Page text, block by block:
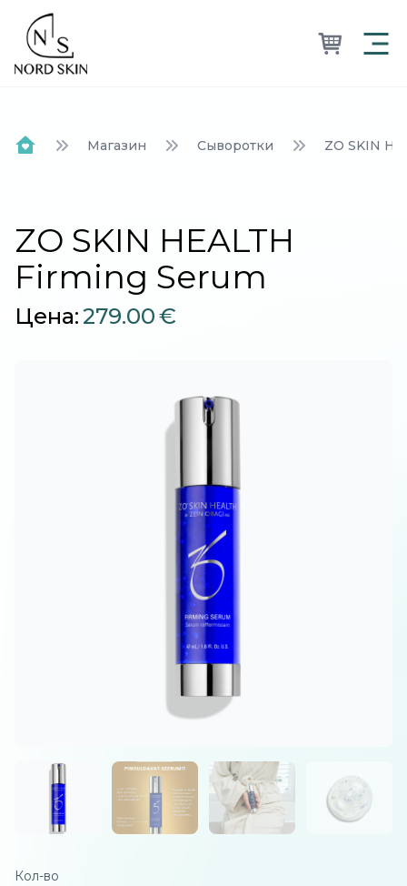
Nordskin
Магазин Сыворотки ZO SKIN
ZO SKIN HEALTH
Firming Serum
Цена:279.00€
Кол-во